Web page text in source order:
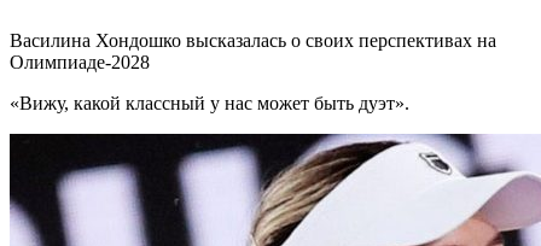
Василина Хондошко высказалась о своих перспективах на
Олимпиаде-2028
«Вижу, какой классный у нас может быть дуэт».